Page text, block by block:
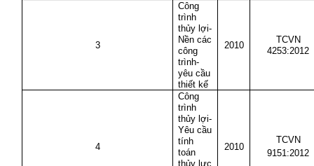
3
Công
trình
thủy lợi-
Nền các
công
trình-
yêu cầu
thiết kế
2010
TCVN
4253:2012
4
Công
trình
thủy lợi-
Yêu cầu
tính
toán
thủy lực
2010
TCVN
9151:2012